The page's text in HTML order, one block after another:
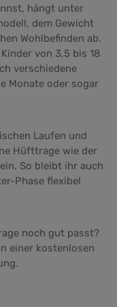
hängt unter
dem Gewicht
Wohlbefinden ab.
von 3,5 bis 18
verschiedene
Monate oder sogar
Laufen und
Hüfttrage wie der
So bleibt ihr auch
Phase flexibel
noch gut passt?
einer kostenlosen